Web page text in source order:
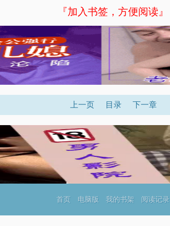
『加入书签，方便阅读』
上一页 目录 下一章
首页 电脑版 我的书架 阅读记录